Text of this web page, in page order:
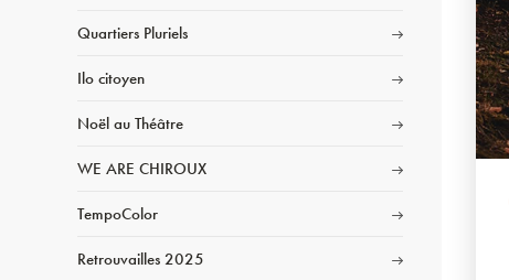
Quartiers Pluriels
Ilo citoyen
Noël au Théâtre
WE ARE CHIROUX
TempoColor
Retrouvailles 2025